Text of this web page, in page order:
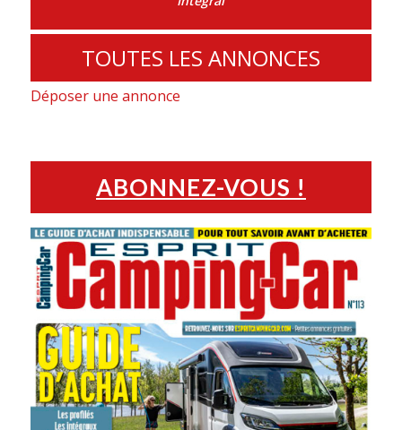
TOUTES LES ANNONCES
Déposer une annonce
ABONNEZ-VOUS !